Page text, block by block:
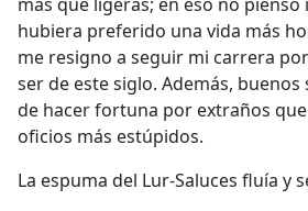
más que ligeras; en eso no pienso
hubiera preferido una vida más
me resigno a seguir mi carrera
ser de este siglo. Además, buenos
de hacer fortuna por extraños
oficios más estúpidos.
La espuma del Lur-Saluces fluía y